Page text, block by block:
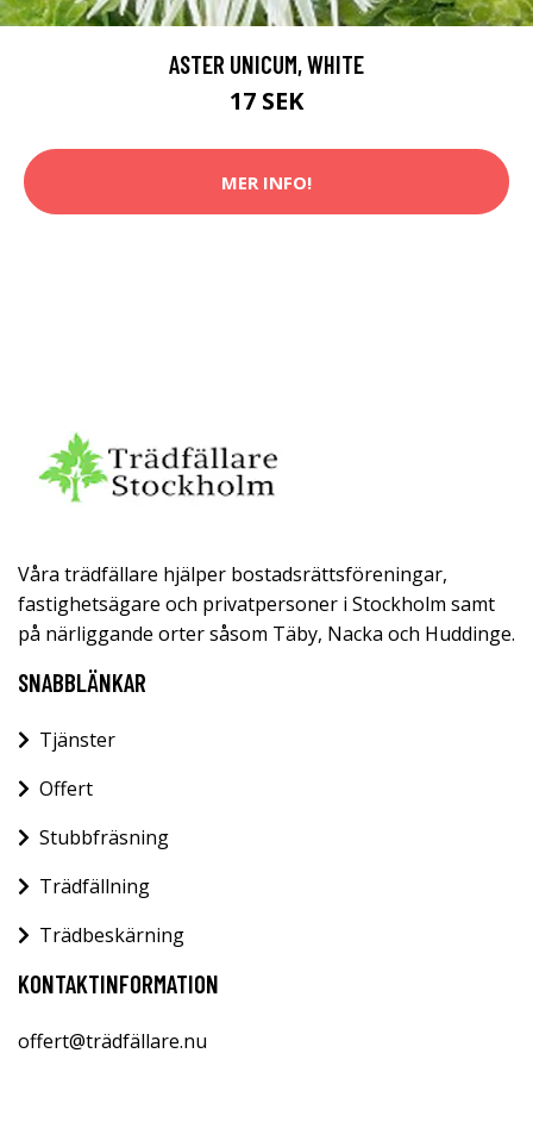
ASTER UNICUM, WHITE
17 SEK
MER INFO!
Våra trädfällare hjälper bostadsrättsföreningar,
fastighetsägare och privatpersoner i Stockholm samt
på närliggande orter såsom Täby, Nacka och Huddinge.
SNABBLÄNKAR
Tjänster
Offert
Stubbfräsning
Trädfällning
Trädbeskärning
KONTAKTINFORMATION
offert@trädfällare.nu